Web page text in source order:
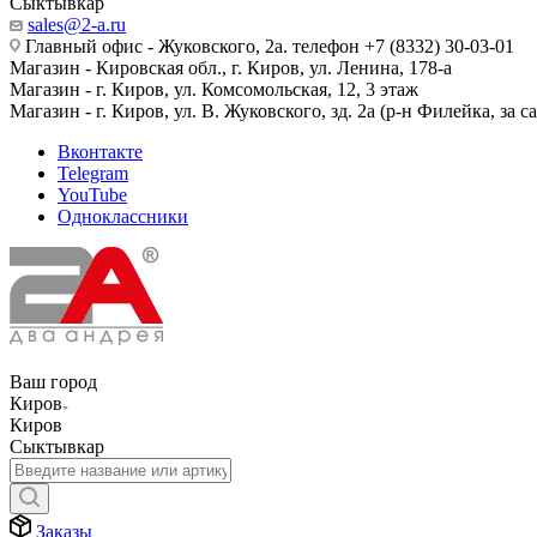
sales@2-a.ru
Главный офис - Жуковского, 2а. телефон +7 (8332) 30-03-01
Магазин - Кировская обл., г. Киров, ул. Ленина, 178-а
Магазин - г. Киров, ул. Комсомольская, 12, 3 этаж
Магазин - г. Киров, ул. В. Жуковского, зд. 2а (р-н Филейка, за
Вконтакте
Telegram
YouTube
Одноклассники
Ваш город
Киров
Киров
Сыктывкар
Заказы